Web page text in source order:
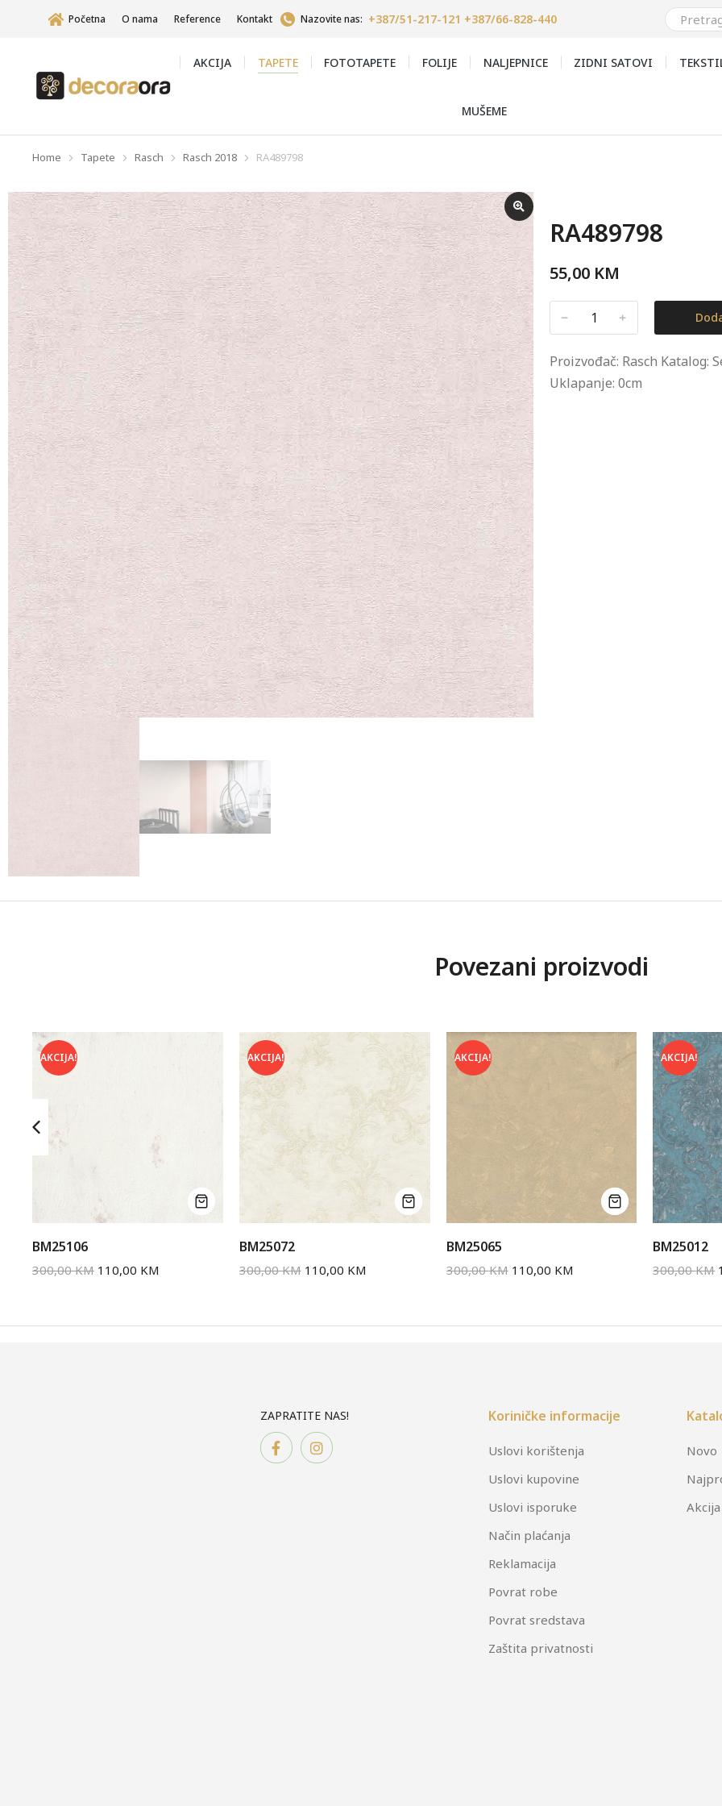
Početna O nama Reference Kontakt Nazovite nas: +387/51-217-121 +387/66-828-440
AKCIJA TAPETE FOTOTAPETE FOLIJE NALJEPNICE ZIDNI SATOVI
MUŠEME
You are here:
Home Tapete Rasch Rasch 2018 RA489798
RA489798
55,00 KM
﹣ ﹢
Proizvođač: Rasch Katalog:
Uklapanje: 0cm
Povezani proizvodi
AKCIJA!
BM25106
300,00KM 110,00 KM
AKCIJA!
BM25072
300,00KM 110,00 KM
AKCIJA!
BM25065
300,00KM 110,00 KM
AKCIJA!
BM25012
300,00KM
ZAPRATITE NAS! Koriničke informacije
Uslovi korištenja
Uslovi kupovine
Uslovi isporuke
Način plaćanja
Reklamacija
Povrat robe
Povrat sredstava
Zaštita privatnosti
Novo
Akcija